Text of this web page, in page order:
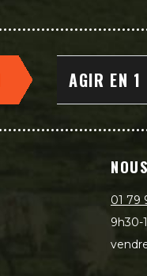
AGIR EN 1
01 79
9h30-